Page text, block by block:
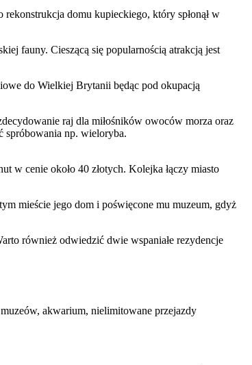
domu kupieckiego, który spłonął w
fauny. Cieszącą się popularnością atrakcją jest
do Wielkiej Brytanii będąc pod okupacją
raj dla miłośników owoców morza oraz
spróbowania np. wieloryba.
w cenie około 40 złotych. Kolejka łączy miasto
mieście jego dom i poświęcone mu muzeum, gdyż
również odwiedzić dwie wspaniałe rezydencje
akwarium, nielimitowane przejazdy